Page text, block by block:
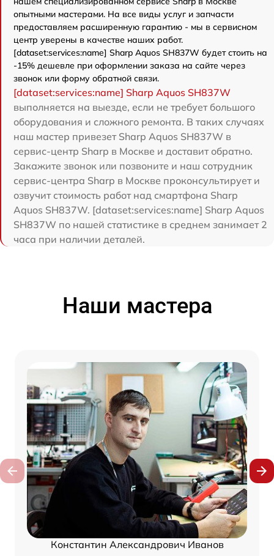
опытными мастерами. На все виды услуг и запчасти
предоставляем расширенную гарантию - мы в сервисном
центр уверены в качестве наших работ.
[dataset:services:name] Sharp Aquos SH837W будет стоить на
-15% дешевле при оформлении заказа на сайте через
звонок или форму обратной связи.
[dataset:services:name] Sharp Aquos SH837W
выполняется на выезде, если не требует большого
оборудования и сложного ремонта. В таких случаях
наш мастер привезет Sharp Aquos SH837W в
сервис-центр Sharp в Москве и доставит обратно.
Закажите звонок или позвоните и наш сотрудник
сервис-центра Sharp в Москве проконсультирует и
озвучит стоимость работ над смартфона Sharp
Aquos SH837W. [dataset:services:name] Sharp Aquos
SH837W по нашей статистике в среднем занимает 2
часа при наличии деталей.
Наши мастера
Константин Александрович Иванов